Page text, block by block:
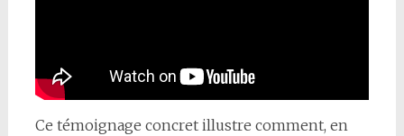
Ce témoignage concret illustre comment, en